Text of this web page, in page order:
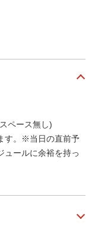
ペース無し)
す。※当日の直前予
ュールに余裕を持っ